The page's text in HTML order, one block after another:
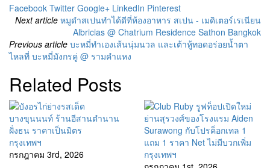
กลับสู่ด้านบน
Facebook Twitter Google+ LinkedIn
Albricias @ Chatrium Residence Sathon Bangkok
Previous article บะหมี่ทำเองเส้นนุ่มนวล และเต้าหู้ทอดอร่อยน้ำตา
ไหลที่ บะหมี่มังกรคู่ @ รามคำแหง
Related Posts